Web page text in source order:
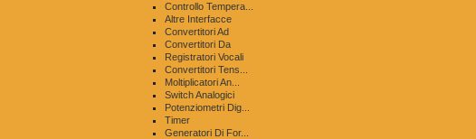
Controllo Tempera...
Altre Interfacce
Convertitori Ad
Convertitori Da
Registratori Vocali
Convertitori Tens...
Moltiplicatori An...
Switch Analogici
Potenziometri Dig...
Timer
Generatori Di For...